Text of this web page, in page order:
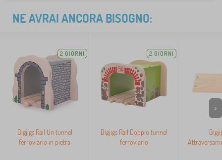
NE AVRAI ANCORA BISOGNO:
2 GIORNI
Bigjigs Rail Un tunnel
ferroviario in pietra
2 GIORNI
Bigjigs Rail Doppio tunnel
ferroviario
>